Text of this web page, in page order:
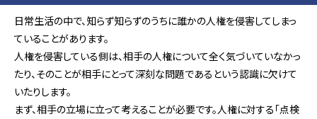
日常生活の中で、知らず知らずのうちに誰かの人権を侵害してしまっ
ていることがあります。
人権を侵害している側は、相手の人権について全く気づいていなかっ
たり、そのことが相手にとって深刻な問題であるという認識に欠けて
いたりします。
まず、相手の立場に立って考えることが必要です。人権に対する「点検